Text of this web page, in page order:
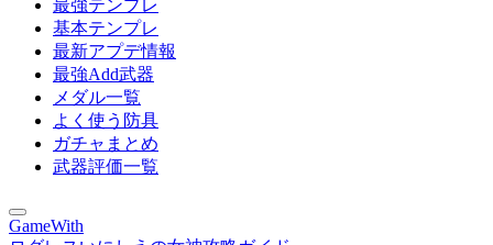
最強テンプレ
基本テンプレ
最新アプデ情報
最強Add武器
メダル一覧
よく使う防具
ガチャまとめ
武器評価一覧
GameWith